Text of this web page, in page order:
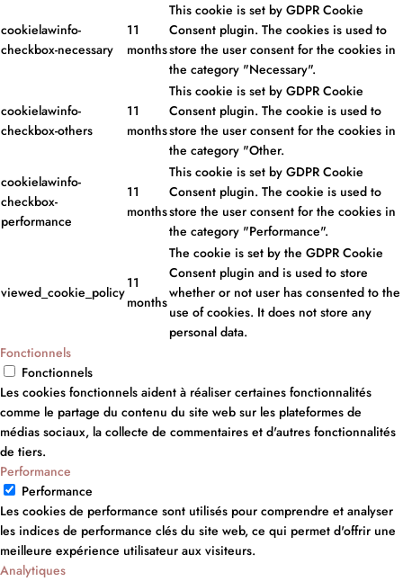
cookielawinfo-
checkbox-necessary
11
months
This cookie is set by GDPR Cookie
Consent plugin. The cookies is used to
store the user consent for the cookies in
the category "Necessary".
cookielawinfo-
checkbox-others
11
months
This cookie is set by GDPR Cookie
Consent plugin. The cookie is used to
store the user consent for the cookies in
the category "Other.
cookielawinfo-
checkbox-
performance
11
months
This cookie is set by GDPR Cookie
Consent plugin. The cookie is used to
store the user consent for the cookies in
the category "Performance".
viewed_cookie_policy
11
months
The cookie is set by the GDPR Cookie
Consent plugin and is used to store
whether or not user has consented to the
use of cookies. It does not store any
personal data.
Fonctionnels
Fonctionnels
Les cookies fonctionnels aident à réaliser certaines fonctionnalités
comme le partage du contenu du site web sur les plateformes de
médias sociaux, la collecte de commentaires et d'autres fonctionnalités
de tiers.
Performance
Performance
Les cookies de performance sont utilisés pour comprendre et analyser
les indices de performance clés du site web, ce qui permet d'offrir une
meilleure expérience utilisateur aux visiteurs.
Analytiques